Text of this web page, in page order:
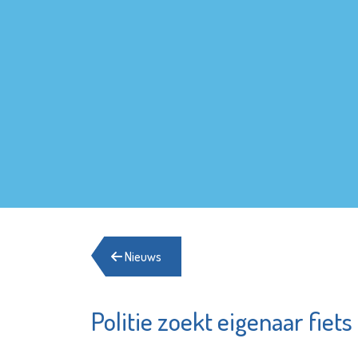
Nieuws
Politie zoekt eigenaar fiets